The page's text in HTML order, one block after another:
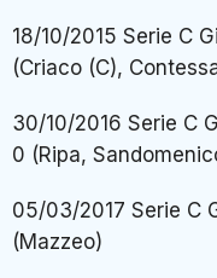
18/10/2015 Serie C
(Criaco (C),
30/10/2016 Serie C
0 (Ripa,
05/03/2017 Serie C
(Mazzeo)